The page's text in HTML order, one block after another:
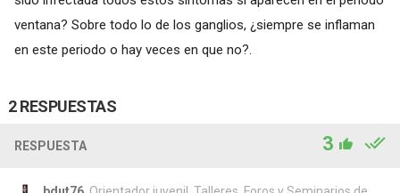
ventana? Sobre todo lo de los ganglios, ¿siempre se inflaman
en este periodo o hay veces en que no?.
2 RESPUESTAS
RESPUESTA 3